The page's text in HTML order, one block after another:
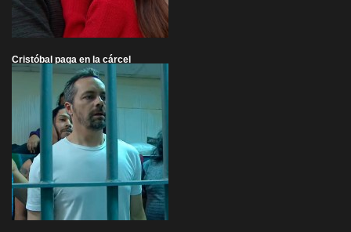
Cristóbal paga en la cárcel